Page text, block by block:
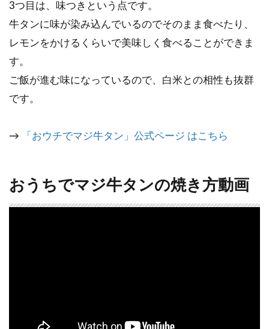
3つ目は、味つきという点です。
牛タンに味が染み込んでいるのでそのまま食べたり、
レモンをかけるくらいで美味しく食べることができま
す。
ご飯が進む味になっているので、白米との相性も抜群
です。
→ 「おウチでマジ牛タン」公式ページ はこちら
おうちでマジ牛タンの焼き方動画